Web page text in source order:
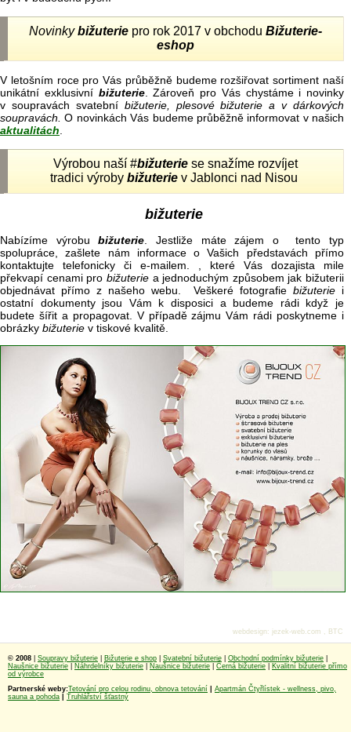
Novinkybižuterie pro rok 2017 v obchoduBižuterie-
eshop
V letošním roce pro Vás průběžně budeme rozšiřovat sortiment naší
unikátní exklusivní bižuterie. Zároveň pro Vás chystáme i novinky
v soupravách svatební bižuterie, plesové bižuterie a v dárkových
soupravách. O novinkách Vás budeme průběžně informovat v našich
aktualitách
Výrobou naší #bižuterie se snažíme rozvíjet
tradici výrobybižuterie v Jablonci nad Nisou
bižuterie
Nabízíme výrobubižuterie . Jestliže máte zájem o tento typ
spolupráce, zašlete nám informace o Vašich představách přímo
kontaktujte telefonicky či e-mailem. , které Vás dozajista mile
překvapí cenami pro bižuteriea jednoduchým způsobem jak bižuterii
objednávat přímo z našeho webu. Veškeré fotografie bižuterie i
ostatní dokumenty jsou Vám k disposici a budeme rádi když je
budete šířit a propagovat. V případě zájmu Vám rádi poskytneme i
obrázky bižuterie v tiskové kvalitě.
© 2008 Soupravy bižuterie Bižuterie e shop Svatební bižuterie Obchodní podmínky bižuterie
Naušnice bižuterie
Náhrdelníky bižuterie Naušnice bižuterie Černá bižuterie
Kvalitní bižuterie přímo
od výrobce
Partnerské weby:Tetování pro celou rodinu, obnova tetování
Apartmán Čtyřlístek - wellness, pivo,
sauna a pohoda
Truhlářství šťastný
webdesign: jezek-web.com , BTC